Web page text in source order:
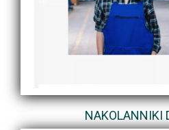
NAKOLANNIKI